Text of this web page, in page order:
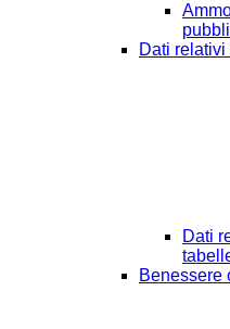
Dati relativi
Dati
Benessere